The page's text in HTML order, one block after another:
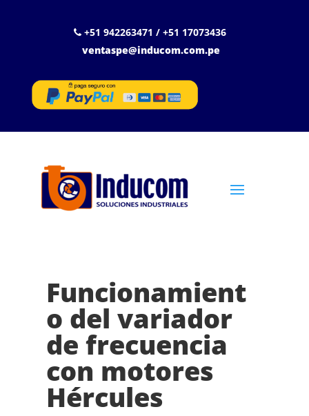
+51 942263471 / +51 17073436
ventaspe@inducom.com.pe
Funcionamient
o del variador
de frecuencia
con motores
Hércules